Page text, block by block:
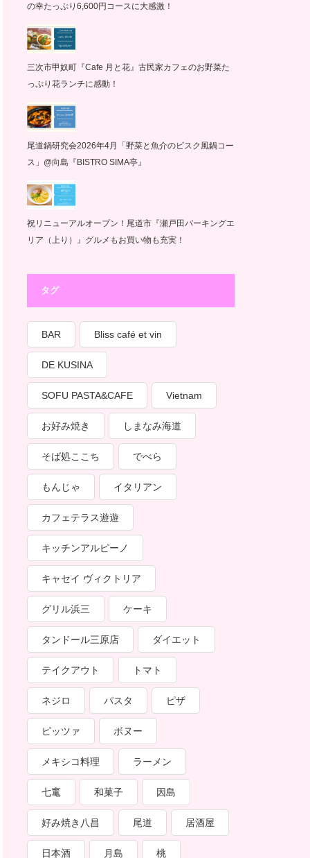
の幸たっぷり6,600円コースに大感激！
三次市甲奴町『Cafe 月と花』古民家カフェのお野菜た
っぷり花ランチに感動！
尾道鍋研究会2026年4月「野菜と魚介のビスク風鍋コー
ス」@向島『BISTRO SIMA亭』
祝リニューアルオープン！尾道市『瀬戸田パーキングエ
リア（上り）』グルメもお買い物も充実！
タグ
BAR Bliss café et vin
DE KUSINA
SOFU PASTA&CAFE Vietnam
お好み焼き しまなみ海道
そば処ここち でべら
もんじゃ イタリアン
カフェテラス遊遊
キッチンアルピーノ
キャセイ ヴィクトリア
グリル浜三 ケーキ
タンドール三原店 ダイエット
テイクアウト トマト
ネジロ パスタ ピザ
ピッツァ ボヌー
メキシコ料理 ラーメン
七竃 和菓子 因島
好み焼き八昌 尾道 居酒屋
日本酒 月島 桃